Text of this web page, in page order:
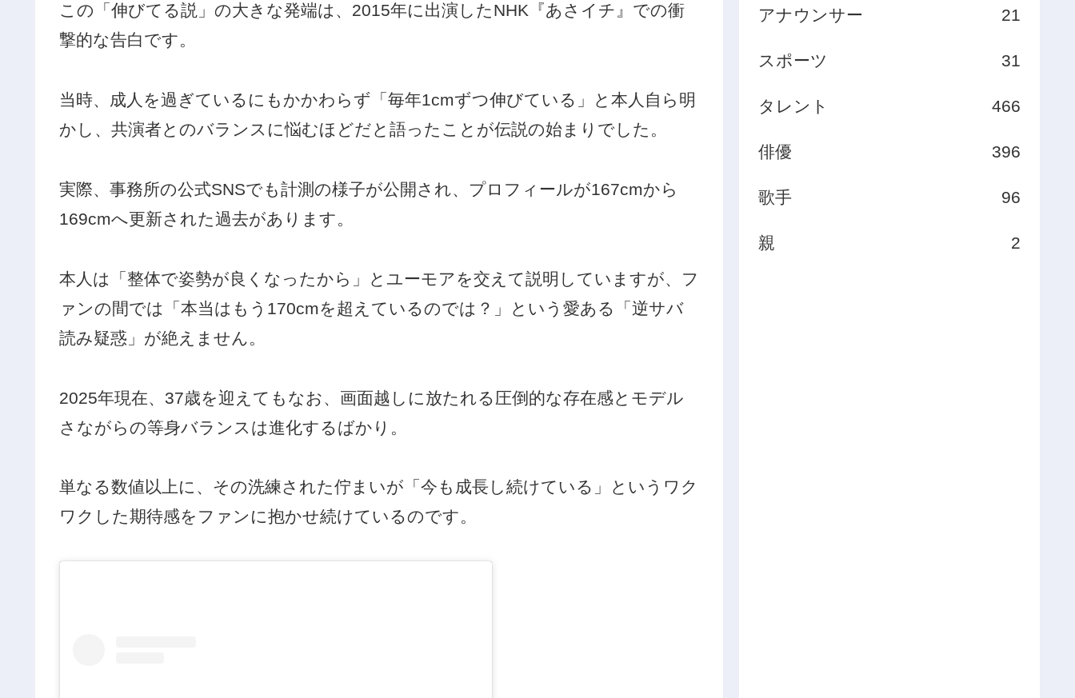
この「伸びてる説」の大きな発端は、2015年に出演したNHK『あさイチ』での衝
撃的な告白です。
当時、成人を過ぎているにもかかわらず「毎年1cmずつ伸びている」と本人自ら明
かし、共演者とのバランスに悩むほどだと語ったことが伝説の始まりでした。
実際、事務所の公式SNSでも計測の様子が公開され、プロフィールが167cmから
169cmへ更新された過去があります。
本人は「整体で姿勢が良くなったから」とユーモアを交えて説明していますが、フ
ァンの間では「本当はもう170cmを超えているのでは？」という愛ある「逆サバ
読み疑惑」が絶えません。
2025年現在、37歳を迎えてもなお、画面越しに放たれる圧倒的な存在感とモデル
さながらの等身バランスは進化するばかり。
単なる数値以上に、その洗練された佇まいが「今も成長し続けている」というワク
ワクした期待感をファンに抱かせ続けているのです。
アナウンサー 21
スポーツ 31
タレント 466
俳優 396
歌手 96
親 2